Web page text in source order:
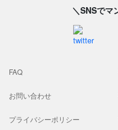
＼SNSでマ
FAQ
お問い合わせ
プライバシーポリシー